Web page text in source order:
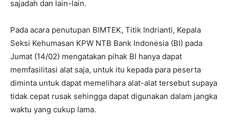
sajadah dan lain-lain.
Pada acara penutupan BIMTEK, Titik Indrianti, Kepala
Seksi Kehumasan KPW NTB Bank Indonesia (BI) pada
Jumat (14/02) mengatakan pihak BI hanya dapat
memfasilitasi alat saja, untuk itu kepada para peserta
diminta untuk dapat memelihara alat-alat tersebut supaya
tidak cepat rusak sehingga dapat digunakan dalam jangka
waktu yang cukup lama.